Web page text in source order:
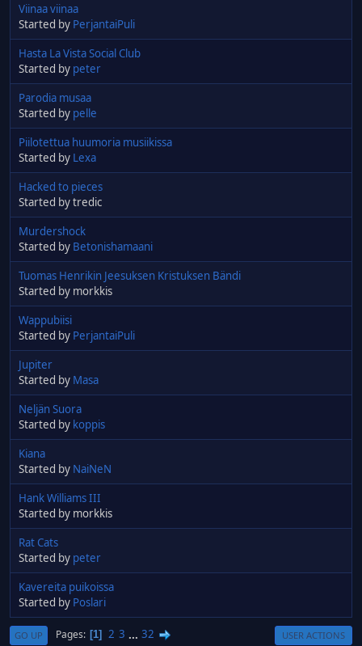
Viinaa viinaa
Started by PerjantaiPuli
Hasta La Vista Social Club
Started by peter
Parodia musaa
Started by pelle
Piilotettua huumoria musiikissa
Started by Lexa
Hacked to pieces
Started by tredic
Murdershock
Started by Betonishamaani
Tuomas Henrikin Jeesuksen Kristuksen Bändi
Started by morkkis
Wappubiisi
Started by PerjantaiPuli
Jupiter
Started by Masa
Neljän Suora
Started by koppis
Kiana
Started by NaiNeN
Hank Williams III
Started by morkkis
Rat Cats
Started by peter
Kavereita puikoissa
Started by Poslari
GO UP Pages 1 2 3 ... 32 USER ACTIONS